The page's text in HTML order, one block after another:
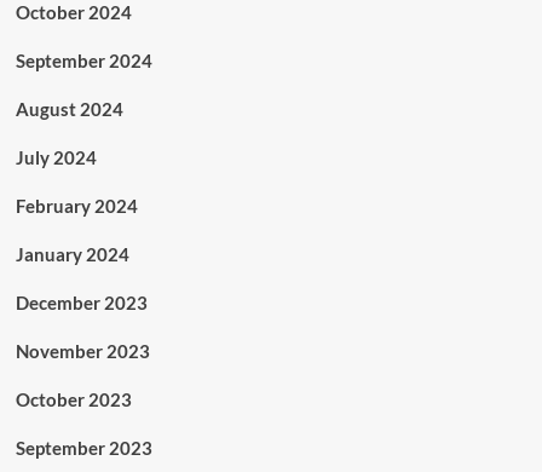
October 2024
September 2024
August 2024
July 2024
February 2024
January 2024
December 2023
November 2023
October 2023
September 2023